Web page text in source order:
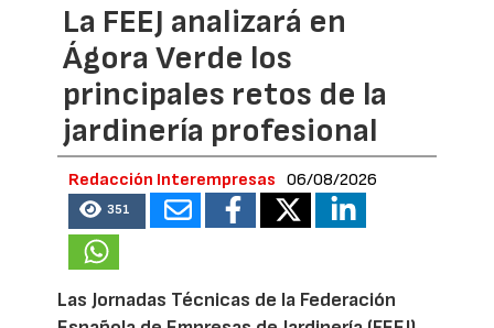
La FEEJ analizará en
Ágora Verde los
principales retos de la
jardinería profesional
Redacción Interempresas 06/08/2026
351
Las Jornadas Técnicas de la Federación